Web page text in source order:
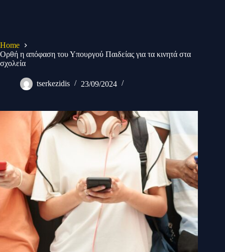
Home
Ορθή η απόφαση του Υπουργού Παιδείας για τα κινητά στα
σχολεία
tserkezidis 23/09/2024